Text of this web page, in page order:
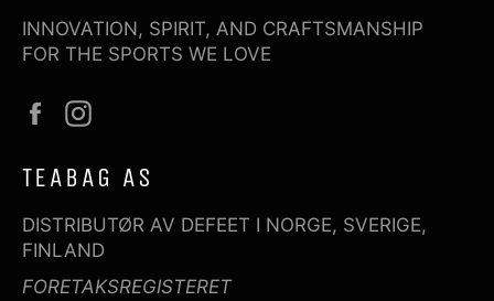
INNOVATION, SPIRIT, AND CRAFTSMANSHIP
FOR THE SPORTS WE LOVE
Facebook
TEABAG AS
DISTRIBUTØR AV DEFEET I NORGE, SVERIGE,
FINLAND
FORETAKSREGISTERET